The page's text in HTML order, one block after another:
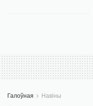
Галоўная Навіны